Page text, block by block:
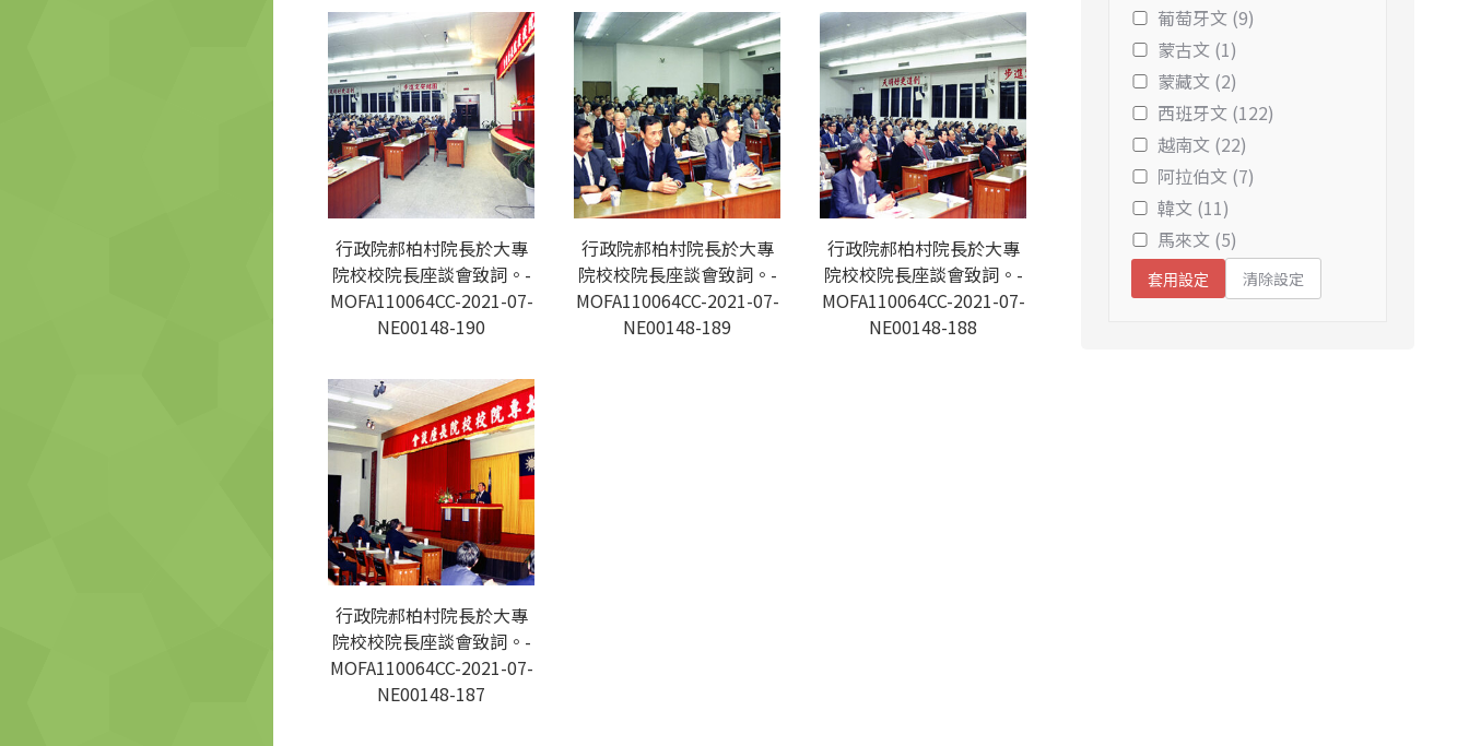
行政院郝柏村院長於大專
院校校院長座談會致詞。-
MOFA110064CC-2021-07-
NE00148-190
行政院郝柏村院長於大專
院校校院長座談會致詞。-
MOFA110064CC-2021-07-
NE00148-189
行政院郝柏村院長於大專
院校校院長座談會致詞。-
MOFA110064CC-2021-07-
NE00148-188
行政院郝柏村院長於大專
院校校院長座談會致詞。-
MOFA110064CC-2021-07-
NE00148-187
葡萄牙文 (9)
蒙古文 (1)
蒙藏文 (2)
西班牙文 (122)
越南文 (22)
阿拉伯文 (7)
韓文 (11)
馬來文 (5)
套用設定 清除設定